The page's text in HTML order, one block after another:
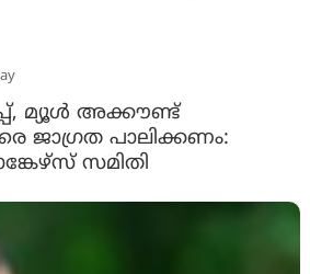
മ്യൂൾ അക്കൗണ്ട്
ജാ​ഗ്രത പാലിക്കണം:
സമിതി